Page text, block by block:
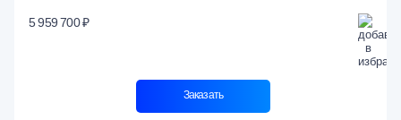
5 959 700 ₽
Заказать